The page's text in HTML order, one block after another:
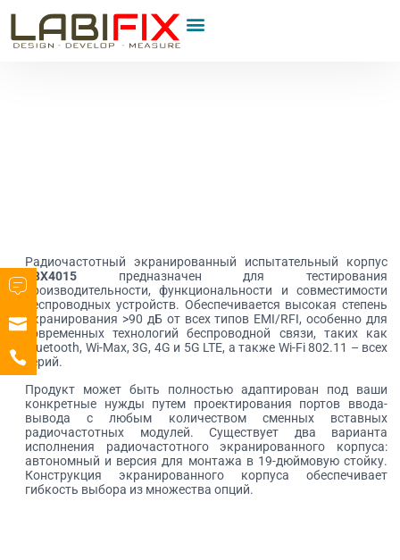
Радиочастотный экранированный испытательный корпус
LBX4015 предназначен для тестирования
производительности, функциональности и совместимости
беспроводных устройств. Обеспечивается высокая степень
экранирования >90 дБ от всех типов EMI/RFI, особенно для
современных технологий беспроводной связи, таких как
Bluetooth, Wi-Max, 3G, 4G и 5G LTE, а также Wi-Fi 802.11 – всех
серий.
Продукт может быть полностью адаптирован под ваши
конкретные нужды путем проектирования портов ввода-
вывода с любым количеством сменных вставных
радиочастотных модулей. Существует два варианта
исполнения радиочастотного экранированного корпуса:
автономный и версия для монтажа в 19-дюймовую стойку.
Конструкция экранированного корпуса обеспечивает
гибкость выбора из множества опций.